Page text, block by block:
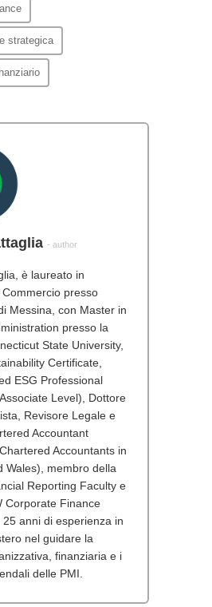
strategica
- author
è laureato in
presso
Messina, con Master in
presso la
State University,
Certificate,
ESG Professional
Level), Dottore
Revisore Legale e
Accountant
Accountants in
Wales), membro della
Reporting Faculty e
Corporate Finance
25 anni di esperienza in
nel guidare la
finanziaria e i
delle PMI.